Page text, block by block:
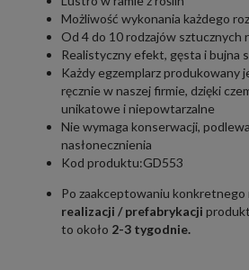
Możliwość wykonania każdego
Od 4 do 10 rodzajów sztucznych
Realistyczny efekt, gęsta i bujna
Każdy egzemplarz produkowany
ręcznie w naszej firmie, dzięki
unikatowe i niepowtarzalne
Nie wymaga konserwacji,
nasłonecznienia
Kod produktu:GD553
Po zaakceptowaniu konkretnego
realizacji / prefabrykacji
to około 2-3 tygodnie.